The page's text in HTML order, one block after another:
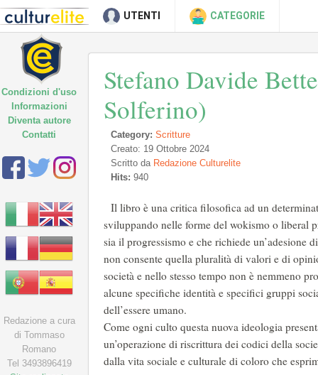
UTENTI CATEGORIE
Stefano Davide
Solferino)
Category: Scritture
Creato: 19 Ottobre 2024
Scritto da Redazione Culturelite
Hits: 940
Il libro è una critica filosofica ad un
sviluppando nelle forme del wokismo o liberal
sia il progressismo e che richiede un’adesione
non consente quella pluralità di valori e di
società e nello stesso tempo non è nemmeno
alcune specifiche identità e specifici gruppi
dell’essere umano.
Come ogni culto questa nuova ideologia
un’operazione di riscrittura dei codici della
dalla vita sociale e culturale di coloro che
Condizioni d'uso
Informazioni
Diventa autore
Contatti
Redazione a cura
di Tommaso
Romano
Tel 3493896419